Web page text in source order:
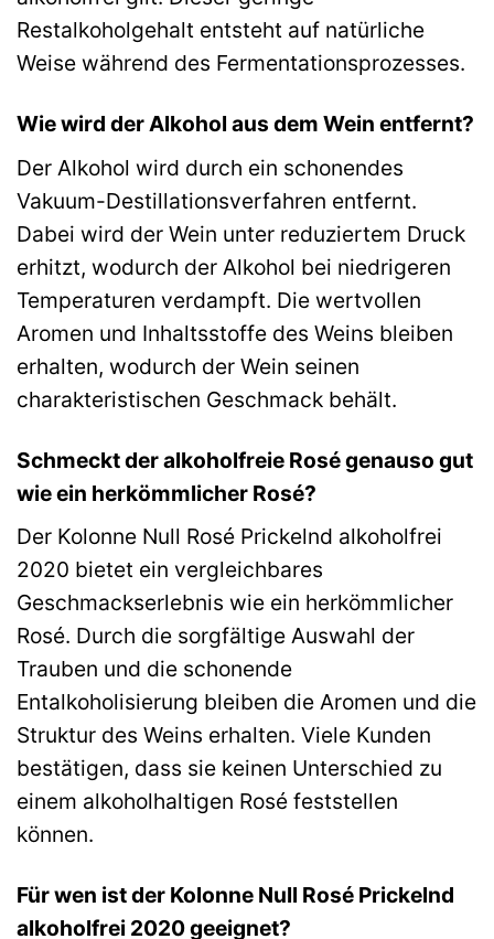
Restalkoholgehalt entsteht auf natürliche
Weise während des Fermentationsprozesses.
Wie wird der Alkohol aus dem Wein entfernt?
Der Alkohol wird durch ein schonendes
Vakuum-Destillationsverfahren entfernt.
Dabei wird der Wein unter reduziertem Druck
erhitzt, wodurch der Alkohol bei niedrigeren
Temperaturen verdampft. Die wertvollen
Aromen und Inhaltsstoffe des Weins bleiben
erhalten, wodurch der Wein seinen
charakteristischen Geschmack behält.
Schmeckt der alkoholfreie Rosé genauso gut
wie ein herkömmlicher Rosé?
Der Kolonne Null Rosé Prickelnd alkoholfrei
2020 bietet ein vergleichbares
Geschmackserlebnis wie ein herkömmlicher
Rosé. Durch die sorgfältige Auswahl der
Trauben und die schonende
Entalkoholisierung bleiben die Aromen und die
Struktur des Weins erhalten. Viele Kunden
bestätigen, dass sie keinen Unterschied zu
einem alkoholhaltigen Rosé feststellen
können.
Für wen ist der Kolonne Null Rosé Prickelnd
alkoholfrei 2020 geeignet?